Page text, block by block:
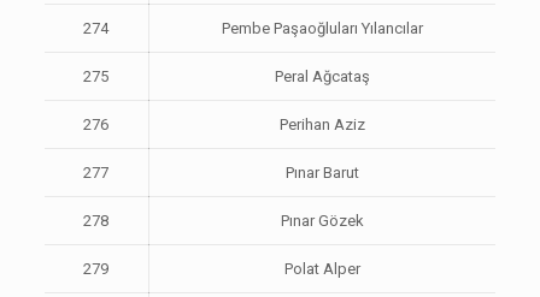
274 Pembe Paşaoğluları Yılancılar
275 Peral Ağcataş
276 Perihan Aziz
277 Pınar Barut
278 Pınar Gözek
279 Polat Alper